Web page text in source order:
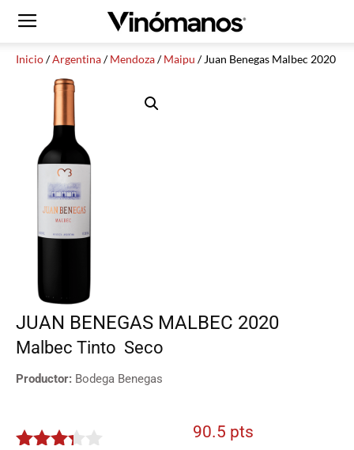
Inicio/Argentina/Mendoza/Maipu / Juan Benegas Malbec 2020
JUAN BENEGAS MALBEC 2020
Malbec Tinto Seco
Productor: Bodega Benegas
90.5 pts